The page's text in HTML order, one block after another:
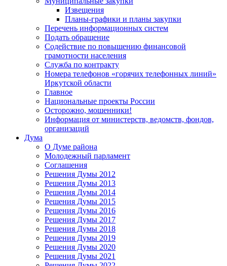
Извещения
Планы-графики и планы закупки
Перечень информационных систем
Подать обращение
Содействие по повышению финансовой
грамотности населения
Служба по контракту
Номера телефонов «горячих телефонных линий»
Иркутской области
Главное
Национальные проекты России
Осторожно, мошенники!
Информация от министерств, ведомств, фондов,
организаций
Дума
О Думе района
Молодежный парламент
Соглашения
Решения Думы 2012
Решения Думы 2013
Решения Думы 2014
Решения Думы 2015
Решения Думы 2016
Решения Думы 2017
Решения Думы 2018
Решения Думы 2019
Решения Думы 2020
Решения Думы 2021